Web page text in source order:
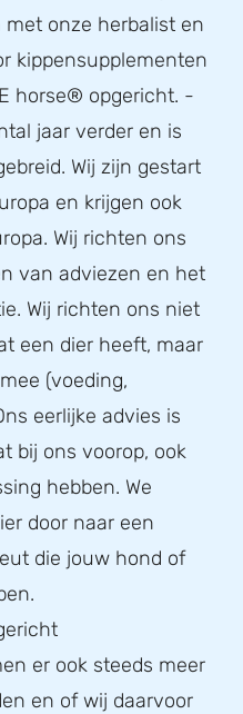
onze herbalist en
kippensupplementen
horse® opgericht. -
jaar verder en is
Wij zijn gestart
en krijgen ook
Wij richten ons
van adviezen en het
Wij richten ons niet
een dier heeft, maar
(voeding,
eerlijke advies is
bij ons voorop, ook
hebben. We
door naar een
die jouw hond of
er ook steeds meer
en of wij daarvoor